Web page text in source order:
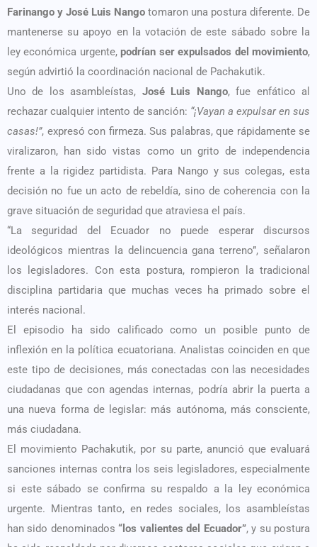
Farinango y José Luis Nango tomaron una postura diferente. De
mantenerse su apoyo en la votación de este sábado sobre la
ley económica urgente,podrían ser expulsados del movimiento,
según advirtió la coordinación nacional de Pachakutik.
Uno de los asambleístas, José Luis Nango, fue enfático al
rechazar cualquier intento de sanción: “¡Vayan a expulsar en sus
casas!”, expresó con firmeza. Sus palabras, que rápidamente se
viralizaron, han sido vistas como un grito de independencia
frente a la rigidez partidista. Para Nango y sus colegas, esta
decisión no fue un acto de rebeldía, sino de coherencia con la
grave situación de seguridad que atraviesa el país.
“La seguridad del Ecuador no puede esperar discursos
ideológicos mientras la delincuencia gana terreno”, señalaron
los legisladores. Con esta postura, rompieron la tradicional
disciplina partidaria que muchas veces ha primado sobre el
interés nacional.
El episodio ha sido calificado como un posible punto de
inflexión en la política ecuatoriana. Analistas coinciden en que
este tipo de decisiones, más conectadas con las necesidades
ciudadanas que con agendas internas, podría abrir la puerta a
una nueva forma de legislar: más autónoma, más consciente,
más ciudadana.
El movimiento Pachakutik, por su parte, anunció que evaluará
sanciones internas contra los seis legisladores, especialmente
si este sábado se confirma su respaldo a la ley económica
urgente. Mientras tanto, en redes sociales, los asambleístas
han sido denominados“los valientes del Ecuador”, y su postura